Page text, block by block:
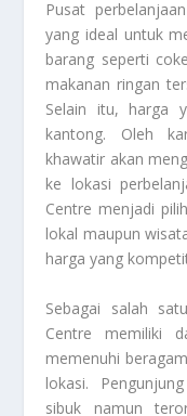
Pusat
yang ideal untuk
barang seperti
makanan ringan
Selain itu, harga
kantong. Oleh
khawatir akan
ke lokasi
Centre menjadi
lokal maupun
harga yang
Sebagai salah
Centre memiliki
memenuhi
lokasi.
sibuk namun